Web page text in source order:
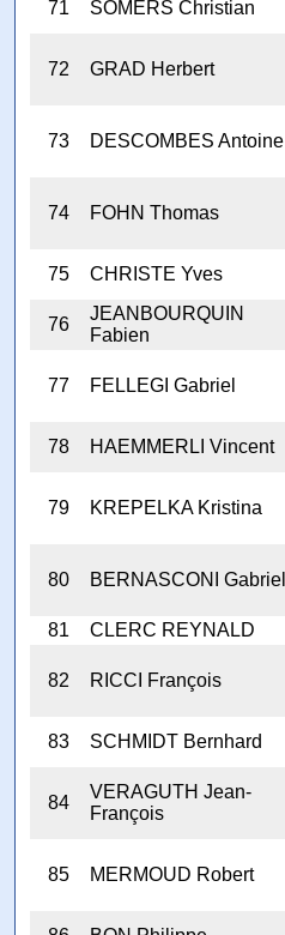
71
SOMERS Christian
72 GRAD Herbert
73 DESCOMBES Antoine
74 FOHN Thomas
75
CHRISTE Yves
76
JEANBOURQUIN
Fabien
77 FELLEGI Gabriel
78
HAEMMERLI Vincent
79 KREPELKA Kristina
80 BERNASCONI Gabriel
81
CLERC REYNALD
82 RICCI François
83
SCHMIDT Bernhard
84
VERAGUTH Jean-
François
85 MERMOUD Robert